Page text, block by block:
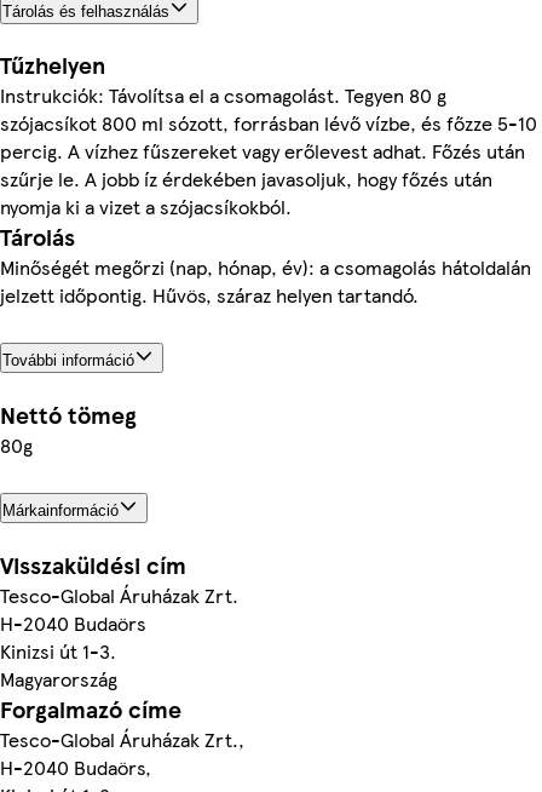
Tárolás és felhasználás
Tűzhelyen
Instrukciók: Távolítsa el a csomagolást. Tegyen 80 g
szójacsíkot 800 ml sózott, forrásban lévő vízbe, és főzze 5-10
percig. A vízhez fűszereket vagy erőlevest adhat. Főzés után
szűrje le. A jobb íz érdekében javasoljuk, hogy főzés után
nyomja ki a vizet a szójacsíkokból.
Tárolás
Minőségét megőrzi (nap, hónap, év): a csomagolás hátoldalán
jelzett időpontig. Hűvös, száraz helyen tartandó.
További információ
Nettó tömeg
80g
Márkainformáció
Visszaküldési cím
Tesco-Global Áruházak Zrt.
H-2040 Budaörs
Kinizsi út 1-3.
Magyarország
Forgalmazó címe
Tesco-Global Áruházak Zrt.,
H-2040 Budaörs,